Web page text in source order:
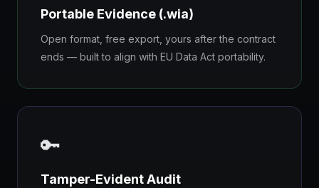
Portable Evidence (.wia)
Open format, free export, yours after the contract
ends — built to align with EU Data Act portability.
🔑
Tamper-Evident Audit